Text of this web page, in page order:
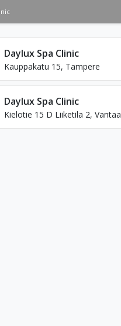
Daylux Spa Clinic
Kauppakatu 15, Tampere
Daylux Spa Clinic
Kielotie 15 D Liiketila 2, Vantaa